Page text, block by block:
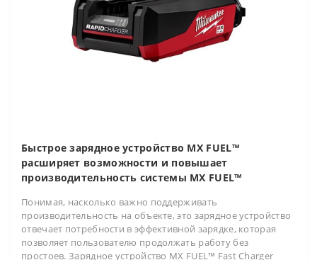
Быстрое зарядное устройство MX FUEL™
расширяет возможности и повышает
производительность системы MX FUEL™
Понимая, насколько важно поддерживать
производительность на объекте, это зарядное устройство
отвечает потребности в эффективной зарядке, которая
позволяет пользователю продолжать работу без
простоев. Зарядное устройство MX FUEL™ Fast Charger